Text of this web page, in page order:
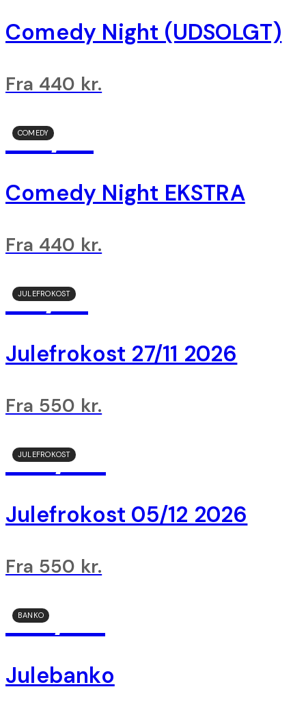
Comedy Night (UDSOLGT)
Fra 440 kr.
COMEDY
07/11
Comedy Night EKSTRA
Fra 440 kr.
JULEFROKOST
27/11
Julefrokost 27/11 2026
Fra 550 kr.
JULEFROKOST
05/12
Julefrokost 05/12 2026
Fra 550 kr.
BANKO
09/12
Julebanko